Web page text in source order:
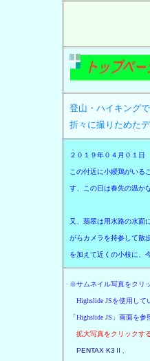
登山・ハイキング
折々に撮りためた
２０１９年０４月０１日
この付近に小綬鶏がいる
す、この日は春先の温か
又、翡翠は用水路の水面
がらカメラを持参して散
を加えて近くの小枝に、
※サムネイル写真をクリ
Highslide JSを使用して
「Highslide JS」画面を
拡大写真をクリックす
PENTAX K3Ⅱ、